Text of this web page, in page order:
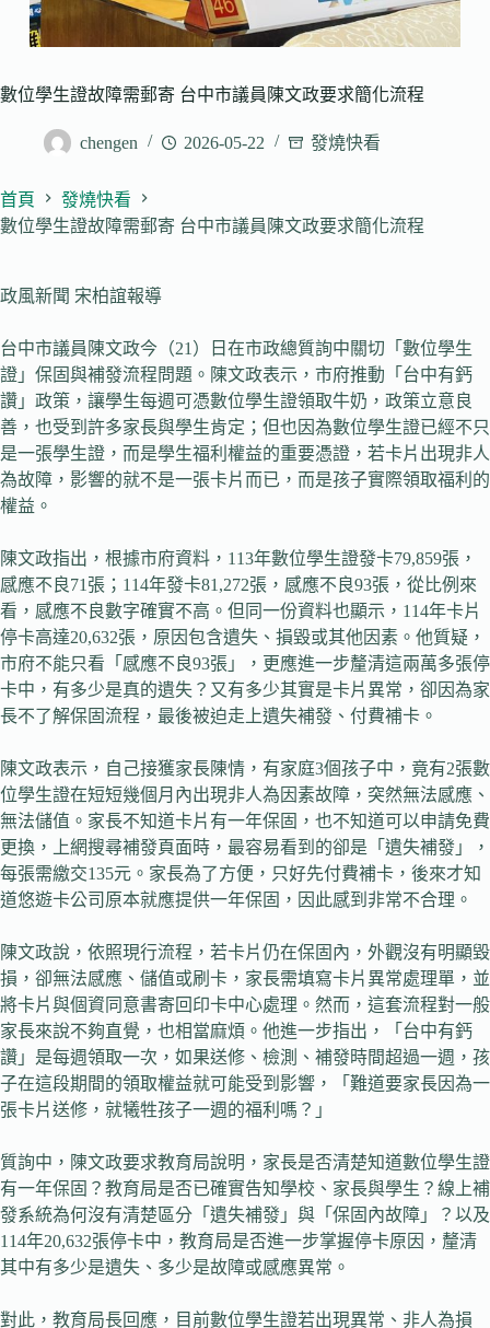
數位學生證故障需郵寄 台中市議員陳文政要求簡化流程
chengen 2026-05-22 發燒快看
首頁
發燒快看
數位學生證故障需郵寄 台中市議員陳文政要求簡化流程
政風新聞 宋柏誼報導
台中市議員陳文政今（21）日在市政總質詢中關切「數位學生
證」保固與補發流程問題。陳文政表示，市府推動「台中有鈣
讚」政策，讓學生每週可憑數位學生證領取牛奶，政策立意良
善，也受到許多家長與學生肯定；但也因為數位學生證已經不只
是一張學生證，而是學生福利權益的重要憑證，若卡片出現非人
為故障，影響的就不是一張卡片而已，而是孩子實際領取福利的
權益。
陳文政指出，根據市府資料，113年數位學生證發卡79,859張，
感應不良71張；114年發卡81,272張，感應不良93張，從比例來
看，感應不良數字確實不高。但同一份資料也顯示，114年卡片
停卡高達20,632張，原因包含遺失、損毀或其他因素。他質疑，
市府不能只看「感應不良93張」，更應進一步釐清這兩萬多張停
卡中，有多少是真的遺失？又有多少其實是卡片異常，卻因為家
長不了解保固流程，最後被迫走上遺失補發、付費補卡。
陳文政表示，自己接獲家長陳情，有家庭3個孩子中，竟有2張數
位學生證在短短幾個月內出現非人為因素故障，突然無法感應、
無法儲值。家長不知道卡片有一年保固，也不知道可以申請免費
更換，上網搜尋補發頁面時，最容易看到的卻是「遺失補發」，
每張需繳交135元。家長為了方便，只好先付費補卡，後來才知
道悠遊卡公司原本就應提供一年保固，因此感到非常不合理。
陳文政說，依照現行流程，若卡片仍在保固內，外觀沒有明顯毀
損，卻無法感應、儲值或刷卡，家長需填寫卡片異常處理單，並
將卡片與個資同意書寄回印卡中心處理。然而，這套流程對一般
家長來說不夠直覺，也相當麻煩。他進一步指出，「台中有鈣
讚」是每週領取一次，如果送修、檢測、補發時間超過一週，孩
子在這段期間的領取權益就可能受到影響，「難道要家長因為一
張卡片送修，就犧牲孩子一週的福利嗎？」
質詢中，陳文政要求教育局說明，家長是否清楚知道數位學生證
有一年保固？教育局是否已確實告知學校、家長與學生？線上補
發系統為何沒有清楚區分「遺失補發」與「保固內故障」？以及
114年20,632張停卡中，教育局是否進一步掌握停卡原因，釐清
其中有多少是遺失、多少是故障或感應異常。
對此，教育局長回應，目前數位學生證若出現異常、非人為損